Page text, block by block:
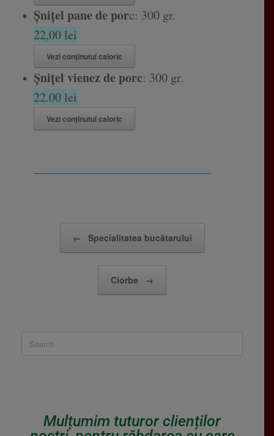
Șnițel pane de porc: 300 gr.
22,00 lei
Vezi conținutul caloric
Șnițel vienez de porc: 300 gr.
22.00 lei
Vezi conținutul caloric
← Specialitatea bucătarului
Ciorbe →
Mulțumim tuturor clienților